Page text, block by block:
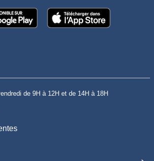
de 9H à 12H et de 14H à 18H